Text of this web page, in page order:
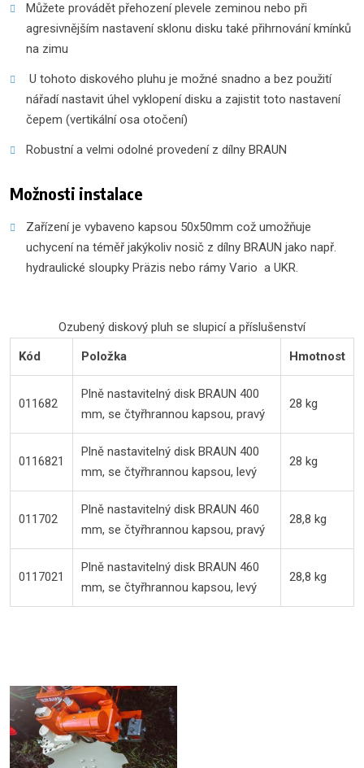
Můžete provádět přehození plevele zeminou nebo při
agresivnějším nastavení sklonu disku také přihrnování kmínků
na zimu
U tohoto diskového pluhu je možné snadno a bez použití
nářadí nastavit úhel vyklopení disku a zajistit toto nastavení
čepem (vertikální osa otočení)
Robustní a velmi odolné provedení z dílny BRAUN
Možnosti instalace
Zařízení je vybaveno kapsou 50x50mm což umožňuje
uchycení na téměř jakýkoliv nosič z dílny BRAUN jako např.
hydraulické sloupky Präzis nebo rámy Vario a UKR.
Ozubený diskový pluh se slupicí a příslušenství
Kód
Položka Hmotnost
011682
Plně nastavitelný disk BRAUN 400
mm, se čtyřhrannou kapsou, pravý
28 kg
0116821
Plně nastavitelný disk BRAUN 400
mm, se čtyřhrannou kapsou, levý
28 kg
011702
Plně nastavitelný disk BRAUN 460
mm, se čtyřhrannou kapsou, pravý
28,8 kg
0117021
Plně nastavitelný disk BRAUN 460
mm, se čtyřhrannou kapsou, levý
28,8 kg